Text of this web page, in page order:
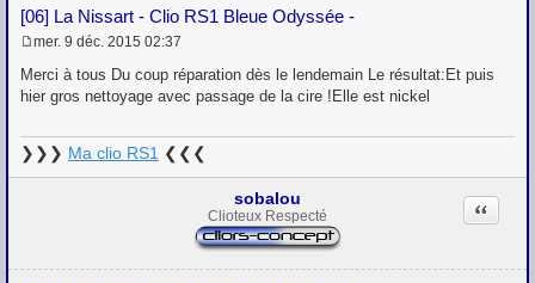
[06] La Nissart - Clio RS1 Bleue Odyssée -
e
s
g
e
mer. 9 déc. 2015 02:37
Merci à tous Du coup réparation dès le lendemain Le résultat:Et puis
hier gros nettoyage avec passage de la cire !Elle est nickel
❯❯❯ Ma clio RS1 ❮❮❮
sobalou
Clioteux Respecté Citation